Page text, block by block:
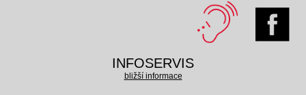
INFOSERVIS
bližší informace